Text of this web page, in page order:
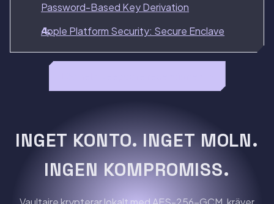
Password-Based Key Derivation
Apple Platform Security: Secure Enclave
INGET KONTO. INGET MOLN.
INGEN KOMPROMISS.